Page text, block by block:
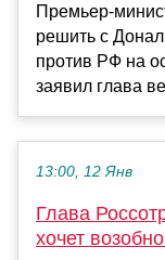
Премьер-
решить с
против РФ на
заявил глава
13:00, 12 Янв
Глава
хочет